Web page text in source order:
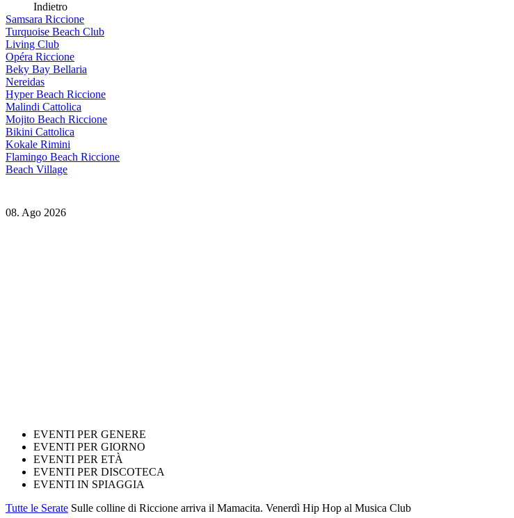
Indietro
Samsara Riccione
Turquoise Beach Club
Living Club
Opéra Riccione
Beky Bay Bellaria
Nereidas
Hyper Beach Riccione
Malindi Cattolica
Mojito Beach Riccione
Bikini Cattolica
Kokale Rimini
Flamingo Beach Riccione
Beach Village
08. Ago 2026
EVENTI PER GENERE
EVENTI PER GIORNO
EVENTI PER ETÀ
EVENTI PER DISCOTECA
EVENTI IN SPIAGGIA
Tutte le Serate Sulle colline di Riccione arriva il Mamacita. Venerdì Hip Hop al Musica Club